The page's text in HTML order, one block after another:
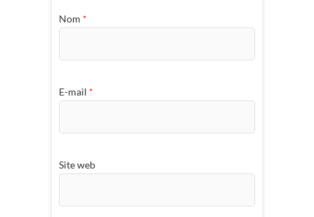
Nom *
E-mail *
Site web